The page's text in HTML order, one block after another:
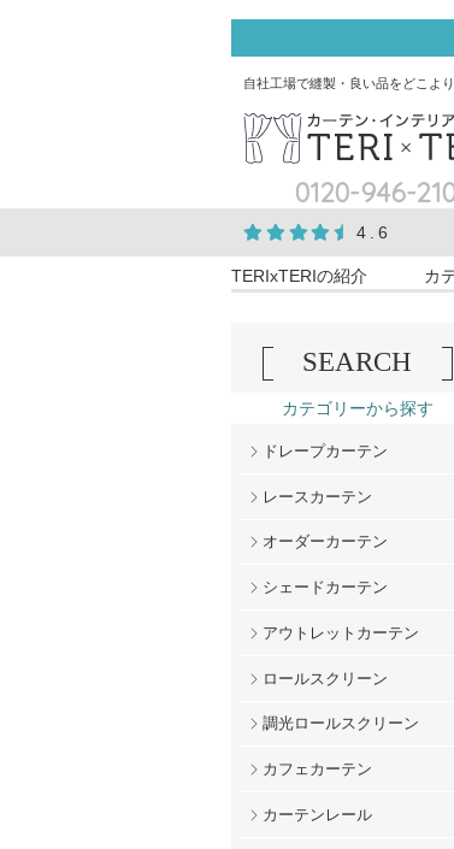
自社工場で縫製・良い品をどこよ
0120-946-
4.6
TERIxTERIの紹介 カ
SEARCH
カテゴリーから探す
ドレープカーテン
レースカーテン
オーダーカーテン
シェードカーテン
アウトレットカーテン
ロールスクリーン
調光ロールスクリーン
カフェカーテン
カーテンレール